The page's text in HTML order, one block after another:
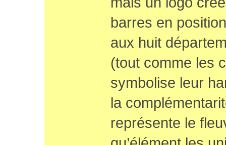
barres en
aux huit
(tout comme les
symbolise leur
la
représente le